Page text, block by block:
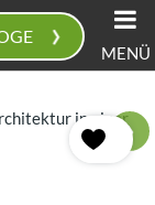
› MENÜ
›